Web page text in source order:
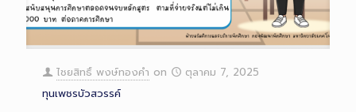
ไชยสิทธิ์ พงษ์ทองคำ on
ตุลาคม 7, 2025
ทุนเพชรบัวสวรรค์